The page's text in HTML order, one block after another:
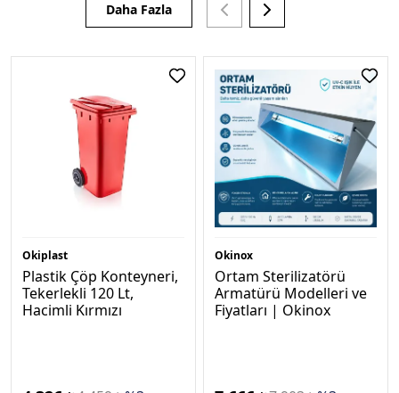
Daha Fazla
Okiplast
Plastik Çöp Konteyneri,
Tekerlekli 120 Lt,
Hacimli Kırmızı
Okinox
Ortam Sterilizatörü
Armatürü Modelleri ve
Fiyatları | Okinox